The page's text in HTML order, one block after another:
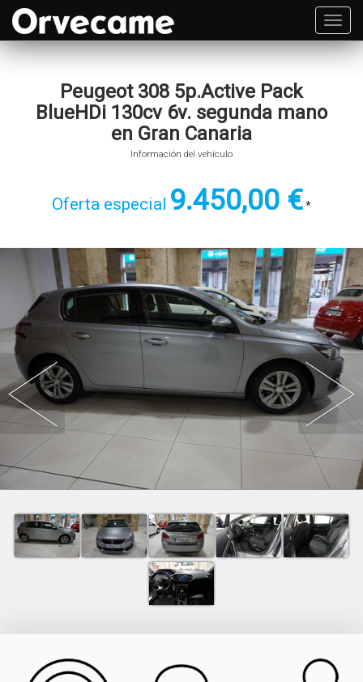
Peugeot 308 5p.Active Pack
BlueHDi 130cv 6v. segunda mano
en Gran Canaria
Información del vehículo
Oferta especial 9.450,00 €*